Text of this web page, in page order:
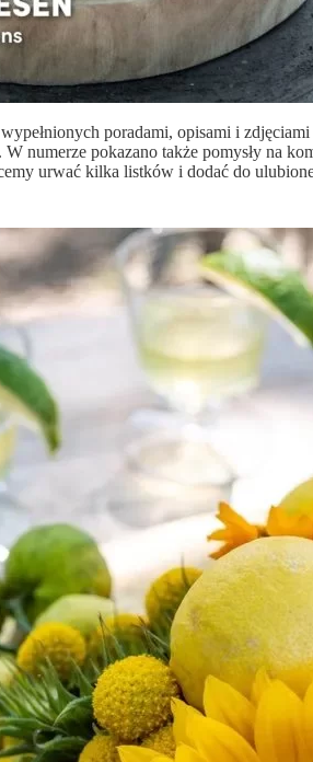
poradami, opisami i
numerze pokazano także pomysły na
urwać kilka listków i dodać do